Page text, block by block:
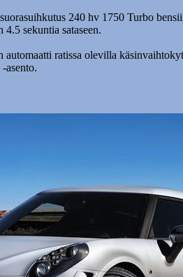
240 hv 1750 Turbo
sekuntia sataseen.
ratissa olevilla
asento.